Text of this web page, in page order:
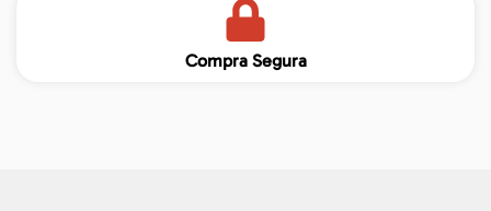
Compra Segura